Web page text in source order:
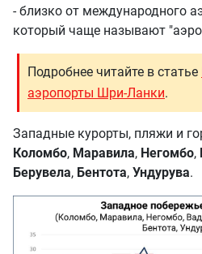
- близко от международного
который чаще называют
Подробнее читайте в статье
аэропорты Шри-Ланки.
Западные курорты, пляжи и
Коломбо, Маравила, Негомбо,
Берувела, Бентота, Ундурува.